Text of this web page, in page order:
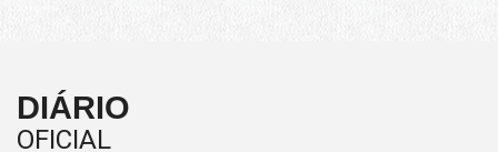
DIÁRIO
OFICIAL